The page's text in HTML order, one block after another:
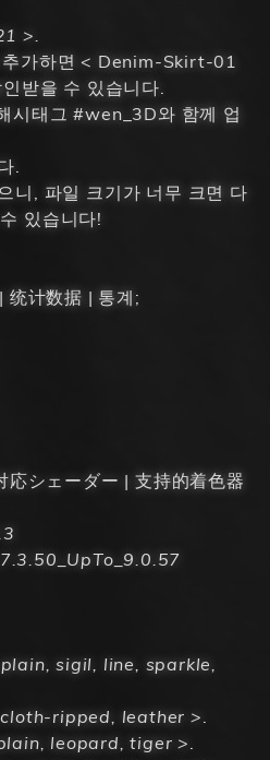
>.
추가하면 < Denim-Skirt-01
받을 수 있습니다.
시태그 #wen_3D와 함께 업
.
니, 파일 크기가 너무 크면 다
있습니다!
计数据 | 통계;
シェーダー | 支持的着色器
sigil, line, sparkle,
ripped, leather >.
leopard, tiger >.